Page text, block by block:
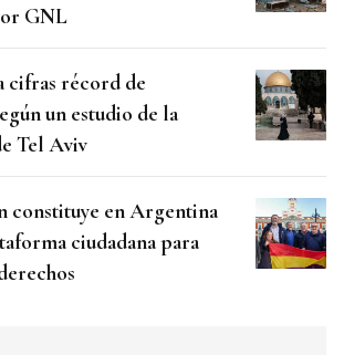
GNL
cifras récord de
un estudio de la
Tel Aviv
constituye en Argentina
ciudadana para